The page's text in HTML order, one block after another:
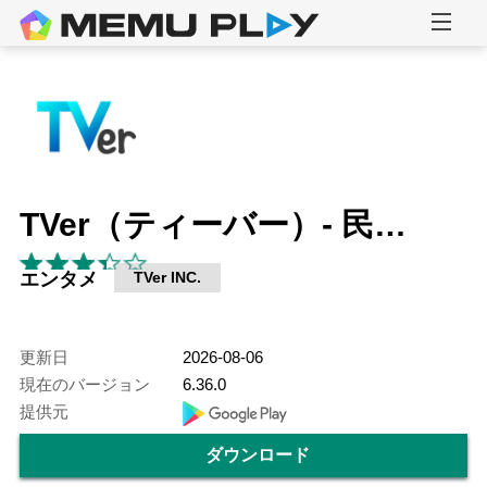
TVer（ティーバー）- 民放公式テレビポータル
エンタメ TVer INC.
更新日
2026-08-06
現在のバージョン
6.36.0
提供元
ダウンロード